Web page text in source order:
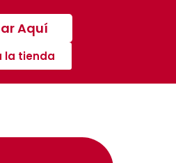
Aquí
la tienda